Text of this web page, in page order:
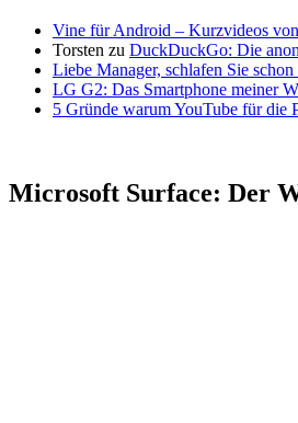
Vine für Android – Kurzvideos
Torsten zu DuckDuckGo: Die
Liebe Manager, schlafen Sie
LG G2: Das Smartphone meiner
5 Gründe warum YouTube für die
Microsoft Surface: Der